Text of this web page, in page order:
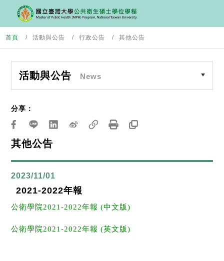
首頁 活動與公告 行政公告 其他公告
活動與公告 News
其他公告
分享：
2023/11/01
2021-2022年報
公衛學院2021-2022年報 (中文版)
公衛學院2021-2022年報 (英文版)